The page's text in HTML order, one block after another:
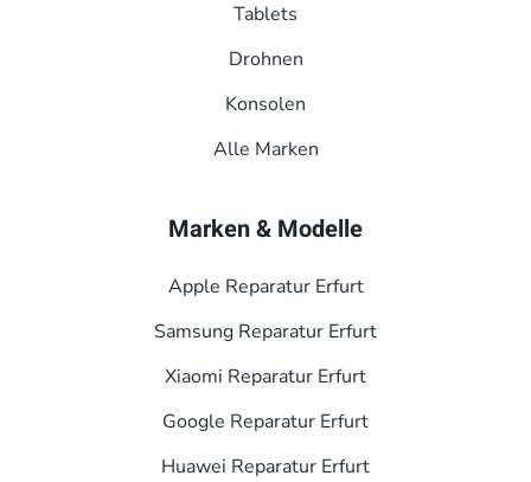
Tablets
Drohnen
Konsolen
Alle Marken
Marken & Modelle
Apple Reparatur Erfurt
Samsung Reparatur Erfurt
Xiaomi Reparatur Erfurt
Google Reparatur Erfurt
Huawei Reparatur Erfurt